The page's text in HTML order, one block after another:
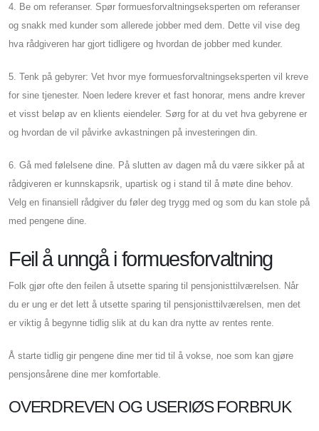
4. Be om referanser. Spør formuesforvaltningseksperten om referanser
og snakk med kunder som allerede jobber med dem. Dette vil vise deg
hva rådgiveren har gjort tidligere og hvordan de jobber med kunder.
5. Tenk på gebyrer: Vet hvor mye formuesforvaltningseksperten vil kreve
for sine tjenester. Noen ledere krever et fast honorar, mens andre krever
et visst beløp av en klients eiendeler. Sørg for at du vet hva gebyrene er
og hvordan de vil påvirke avkastningen på investeringen din.
6. Gå med følelsene dine. På slutten av dagen må du være sikker på at
rådgiveren er kunnskapsrik, upartisk og i stand til å møte dine behov.
Velg en finansiell rådgiver du føler deg trygg med og som du kan stole på
med pengene dine.
Feil å unngå i formuesforvaltning
Folk gjør ofte den feilen å utsette sparing til pensjonisttilværelsen. Når
du er ung er det lett å utsette sparing til pensjonisttilværelsen, men det
er viktig å begynne tidlig slik at du kan dra nytte av rentes rente.
Å starte tidlig gir pengene dine mer tid til å vokse, noe som kan gjøre
pensjonsårene dine mer komfortable.
OVERDREVEN OG USERIØS FORBRUK